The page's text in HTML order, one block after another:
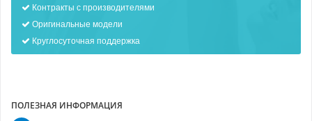
Контракты с производителями
Оригинальные модели
Круглосуточная поддержка
ПОЛЕЗНАЯ ИНФОРМАЦИЯ